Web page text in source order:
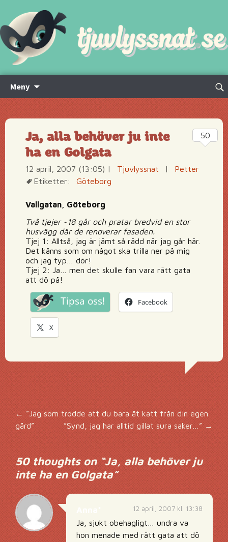
Meny
innehåll
Sök
Ja, alla behöver ju inte
ha en Golgata
12 april, 2007 (13:05) | Tjuvlyssnat |
Petter
Etiketter:
Göteborg
Vallgatan, Göteborg
Två tjejer ~18 går och pratar bredvid en stor
husvägg där de renoverar fasaden.
Tjej 1: Alltså, jag är jämt så rädd när jag går här.
Det känns som om något ska trilla ner på mig
och jag typ… dör!
Tjej 2: Ja… men det skulle fan vara rätt gata
att dö på!
Tipsa oss! Facebook
X
50
Inläggsnavigering
← ”Jag som trodde att du bara åt katt från din egen
gård”
”Synd, jag har alltid gillat sura saker…”→
50 thoughts on “Ja, alla behöver ju
inte ha en Golgata”
12 april, 2007 kl. 13:38
Ja, sjukt obehagligt… undra va
hon menade med rätt gata att dö